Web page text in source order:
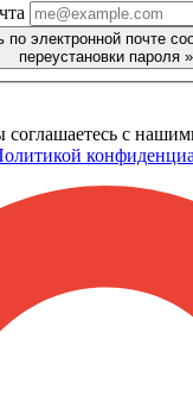
по электронной почте
переустановки пароля »
с